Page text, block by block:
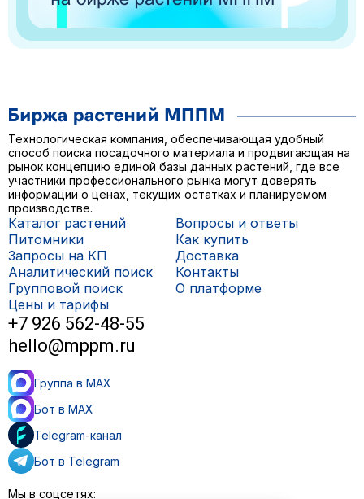
Технологическая компания, обеспечивающая удобный
способ поиска посадочного материала и продвигающая на
рынок концепцию единой базы данных растений, где все
участники профессионального рынка могут доверять
информации о ценах, текущих остатках и планируемом
производстве.
Каталог растений
Питомники
Запросы на КП
Аналитический поиск
Групповой поиск
Цены и тарифы
Вопросы и ответы
Как купить
Доставка
Контакты
О платформе
+7 926 562-48-55
hello@mppm.ru
Группа в MAX
Бот в MAX
Telegram-канал
Бот в Telegram
Мы в соцсетях: